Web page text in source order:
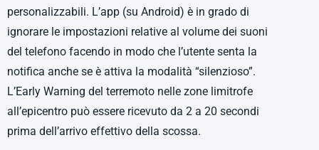
personalizzabili. L’app (su Android) è in grado di
ignorare le impostazioni relative al volume dei suoni
del telefono facendo in modo che l’utente senta la
notifica anche se è attiva la modalità “silenzioso”.
L’Early Warning del terremoto nelle zone limitrofe
all’epicentro può essere ricevuto da 2 a 20 secondi
prima dell’arrivo effettivo della scossa.